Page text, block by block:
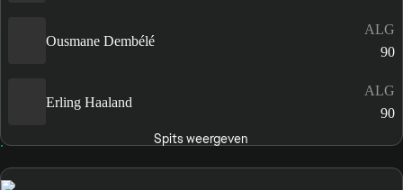
Ousmane Dembélé
ALG
90
Erling Haaland
ALG
90
Spits weergeven